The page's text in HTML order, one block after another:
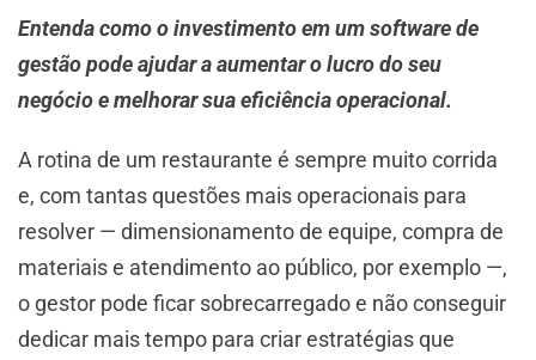
Entenda como o investimento em um software de
gestão pode ajudar a aumentar o lucro do seu
negócio e melhorar sua eficiência operacional.
A rotina de um restaurante é sempre muito corrida
e, com tantas questões mais operacionais para
resolver — dimensionamento de equipe, compra de
materiais e atendimento ao público, por exemplo —,
o gestor pode ficar sobrecarregado e não conseguir
dedicar mais tempo para criar estratégias que